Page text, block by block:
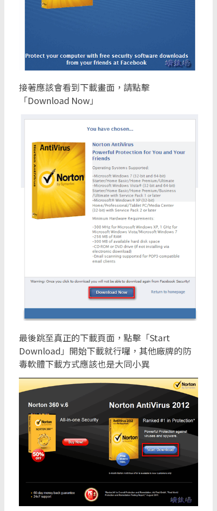
接著應該會看到下載畫面，請點擊
「Download Now」
最後跳至真正的下載頁面，點擊「Start
Download」開始下載就行囉，其他廠牌的防
毒軟體下載方式應該也是大同小異